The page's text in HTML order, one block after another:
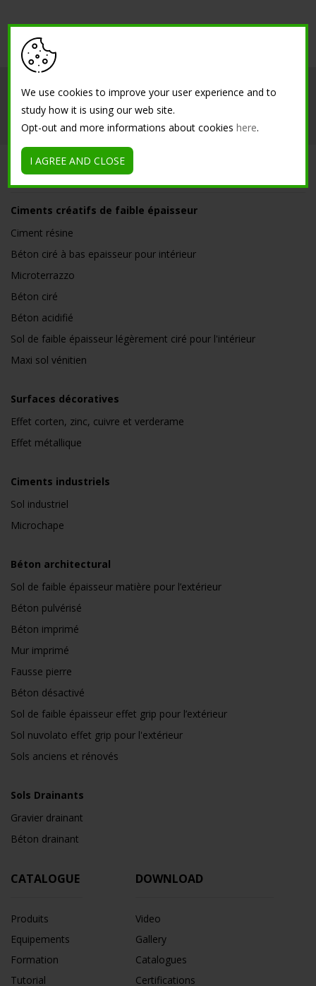
Société Intérieur Extérieur
Références Contacts
SOLUTIONS
Ciments créatifs de faible épaisseur
Ciment résine
Béton ciré à bas epaisseur pour intérieur
Microterrazzo
Béton ciré
Béton acidifié
Sol de faible épaisseur légèrement ciré pour l'intérieur
Maxi sol vénitien
Surfaces décoratives
Effet corten, zinc, cuivre et verderame
Effet métallique
Ciments industriels
Sol industriel
Microchape
Béton architectural
Sol de faible épaisseur matière pour l’extérieur
Béton pulvérisé
Béton imprimé
Mur imprimé
Fausse pierre
Béton désactivé
Sol de faible épaisseur effet grip pour l’extérieur
Sol nuvolato effet grip pour l'extérieur
Sols anciens et rénovés
Sols Drainants
Gravier drainant
Béton drainant
CATALOGUE
Produits
Equipements
Formation
Tutorial
DOWNLOAD
Video
Gallery
Catalogues
Certifications
We use cookies to improve your user experience and to
study how it is using our web site.
Opt-out and more informations about cookieshere.
I AGREE AND CLOSE